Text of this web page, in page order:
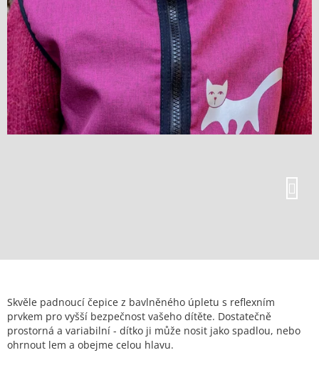
Skvěle padnoucí čepice z bavlněného úpletu s reflexním
prvkem pro vyšší bezpečnost vašeho dítěte. Dostatečně
prostorná a variabilní - dítko ji může nosit jako spadlou, nebo
ohrnout lem a obejme celou hlavu.